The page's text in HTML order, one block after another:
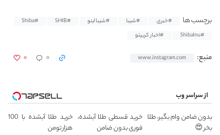
برچسب ها #خبری #شیبا #شیبا اینو #SHIB
#Shiba
#ShibaInu
#اخبار کریپتو
منبع: www.instagram.com ۰ ۰
از سراسر وب
بدون ضامن وام بگیر، طلا
بخر 😍
خرید قسطی طلا آبشده،
فوری بدون ضامن
خرید طلا آبشده با 100
هزار تومن